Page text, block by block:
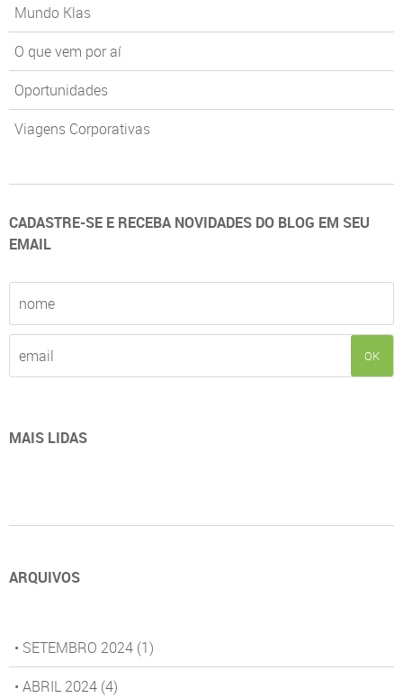
Mundo Klas
O que vem por aí
Oportunidades
Viagens Corporativas
CADASTRE-SE E RECEBA NOVIDADES DO BLOG EM SEU
EMAIL
OK
MAIS LIDAS
ARQUIVOS
• SETEMBRO 2024 (1)
• ABRIL 2024 (4)